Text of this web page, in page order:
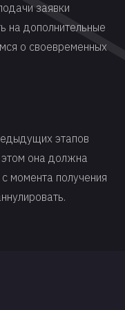
заявки
на дополнительные
о своевременных
этапов
она должна
момента получения